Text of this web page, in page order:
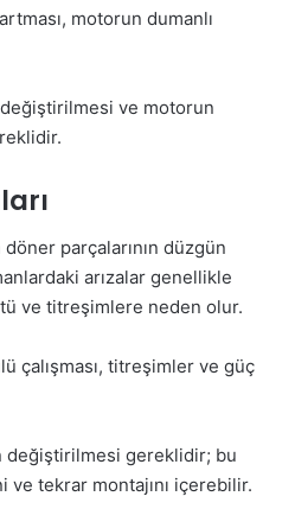
motorun dumanlı
ve motorun
parçalarının düzgün
arızalar genellikle
ve titreşimlere neden olur.
çalışması, titreşimler ve güç
değiştirilmesi gereklidir; bu
tekrar montajını içerebilir.